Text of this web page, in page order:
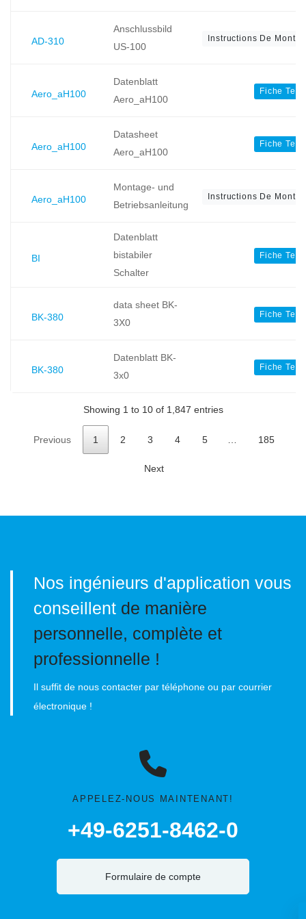
AD-310
Anschlussbild
US-100
Instructions De
Aero_aH100
Datenblatt
Aero_aH100
Fiche
Aero_aH100
Datasheet
Aero_aH100
Fiche
Aero_aH100
Montage- und
Betriebsanleitung
Instructions De
BI
Datenblatt
bistabiler
Schalter
Fiche
BK-380
data sheet BK-
3X0
Fiche
BK-380
Datenblatt BK-
3x0
Fiche
Showing 1 to 10 of 1,847 entries
Previous 1 2 3 4 5 185
Next
Nos ingénieurs d'application vous
conseillent de manière
personnelle, complète et
professionnelle !
Il suffit de nous contacter par téléphone ou par courrier
électronique !
APPELEZ-NOUS MAINTENANT!
+49-6251-8462-0
Formulaire de compte